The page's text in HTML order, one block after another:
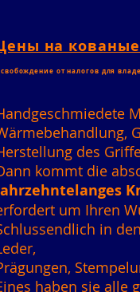
на
от налогов для
des
kommt die
um Ihren
in
haben sie alle